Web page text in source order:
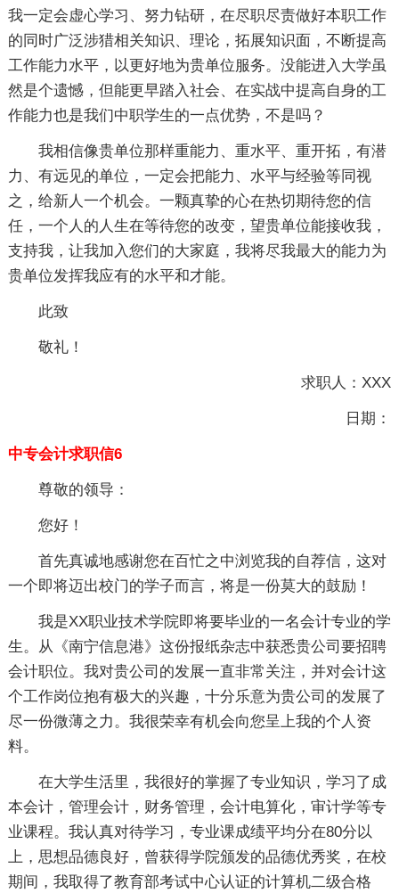
我一定会虚心学习、努力钻研，在尽职尽责做好本职工作
的同时广泛涉猎相关知识、理论，拓展知识面，不断提高
工作能力水平，以更好地为贵单位服务。没能进入大学虽
然是个遗憾，但能更早踏入社会、在实战中提高自身的工
作能力也是我们中职学生的一点优势，不是吗？
我相信像贵单位那样重能力、重水平、重开拓，有潜
力、有远见的单位，一定会把能力、水平与经验等同视
之，给新人一个机会。一颗真挚的心在热切期待您的信
任，一个人的人生在等待您的改变，望贵单位能接收我，
支持我，让我加入您们的大家庭，我将尽我最大的能力为
贵单位发挥我应有的水平和才能。
此致
敬礼！
求职人：XXX
日期：
中专会计求职信6
尊敬的领导：
您好！
首先真诚地感谢您在百忙之中浏览我的自荐信，这对
一个即将迈出校门的学子而言，将是一份莫大的鼓励！
我是XX职业技术学院即将要毕业的一名会计专业的学
生。从《南宁信息港》这份报纸杂志中获悉贵公司要招聘
会计职位。我对贵公司的发展一直非常关注，并对会计这
个工作岗位抱有极大的兴趣，十分乐意为贵公司的发展了
尽一份微薄之力。我很荣幸有机会向您呈上我的个人资
料。
在大学生活里，我很好的掌握了专业知识，学习了成
本会计，管理会计，财务管理，会计电算化，审计学等专
业课程。我认真对待学习，专业课成绩平均分在80分以
上，思想品德良好，曾获得学院颁发的品德优秀奖，在校
期间，我取得了教育部考试中心认证的计算机二级合格